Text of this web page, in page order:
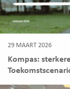
29 MAART 2026
Kompas: